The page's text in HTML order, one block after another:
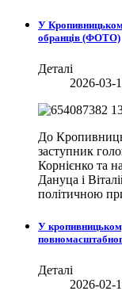
У
обранців (ФОТО)
Деталі
2026-03-
До
заступник
Корнієнко та
Дануца і
політичною
У
Деталі
2026-02-